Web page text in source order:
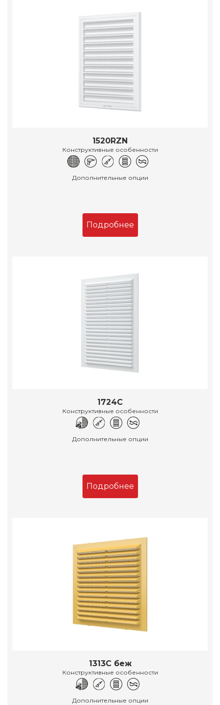
1520RZN
Конструктивные особенности
Дополнительные опции
Подробнее
1724С
Конструктивные особенности
Дополнительные опции
Подробнее
1313С беж
Конструктивные особенности
Дополнительные опции